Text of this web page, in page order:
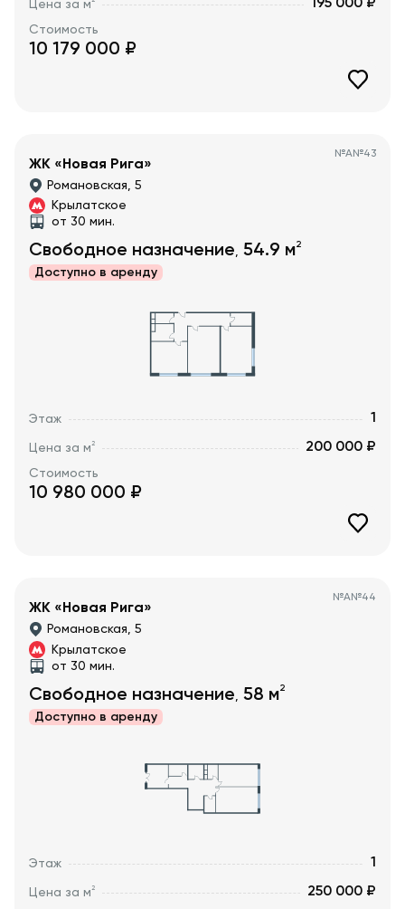
Цена за м 195 000 ₽
Стоимость
10 179 000 ₽
№А№43
ЖК «Новая Рига»
Романовская, 5
Крылатское
от 30 мин.
Свободное назначение, 54.9 м2
Доступно в аренду
Этаж 1
Цена за м2 200 000 ₽
Стоимость
10 980 000 ₽
№А№44
ЖК «Новая Рига»
Романовская, 5
Крылатское
от 30 мин.
Свободное назначение, 58 м2
Доступно в аренду
Этаж 1
Цена за м2 250 000 ₽